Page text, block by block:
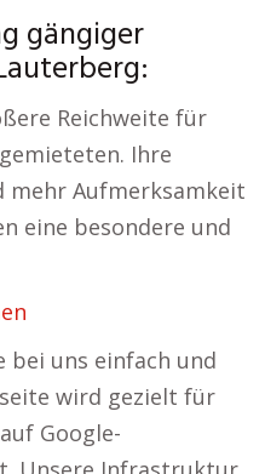
gängiger
Reichweite für
Ihre
mehr Aufmerksamkeit
eine besondere und
bei uns einfach und
wird gezielt für
Google-